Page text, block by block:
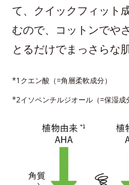
て、クイックフィット
むので、コットンでや
とるだけでまっさらな肌
*1クエン酸（=角層柔軟成分）
*2イソペンチルジオール（=保湿成